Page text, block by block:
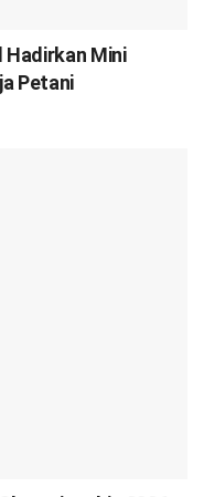
Hadirkan Mini
Petani